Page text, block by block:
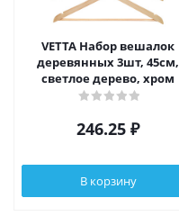
VETTA Набор вешалок
деревянных 3шт, 45см,
светлое дерево, хром
246.25 ₽
В корзину